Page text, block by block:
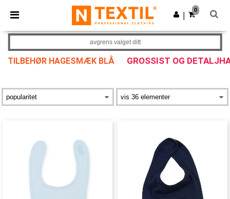
× Ntextil-app
Bedre priser i appen!
Last ned app
0
TILBEHØR HAGESMÆK BLÅ GROSSIST OG
avgrens valget ditt